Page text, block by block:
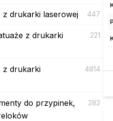
drukarki laserowej 447
z drukarki
221
z drukarki
4814
do przypinek,
282